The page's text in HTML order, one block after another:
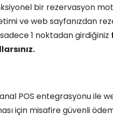
bir rezervasyon
ve web sayfanızdan
1 noktadan girdiğiniz
POS entegrasyonu ile
için misafire güvenli